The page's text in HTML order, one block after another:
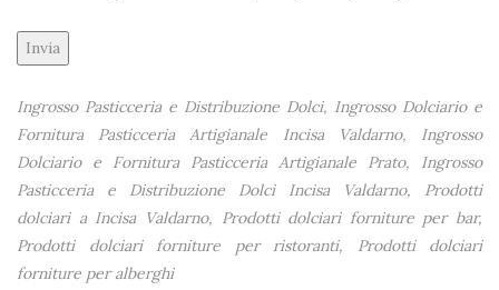
Alternative:
Ingrosso Pasticceria e Distribuzione Dolci, Ingrosso Dolciario e
Fornitura Pasticceria Artigianale Incisa Valdarno, Ingrosso
Dolciario e Fornitura Pasticceria Artigianale Prato, Ingrosso
Pasticceria e Distribuzione Dolci Incisa Valdarno, Prodotti
dolciari a Incisa Valdarno, Prodotti dolciari forniture per bar,
Prodotti dolciari forniture per ristoranti, Prodotti dolciari
forniture per alberghi